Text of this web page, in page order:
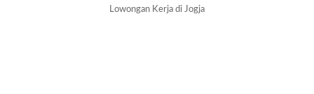
Lowongan Kerja di Jogja